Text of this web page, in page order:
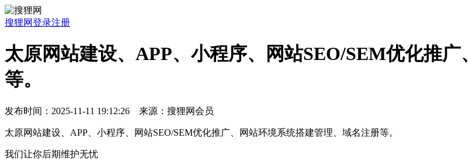
搜狸网登录注册
太原网站建设、APP、小程序、网站SEO/SEM优化推
等。
发布时间：2025-11-11 19:12:26 来源：搜狸网会员
太原网站建设、APP、小程序、网站SEO/SEM优化推广、网站环境系统搭建管理、域名注册等。
我们让你后期维护无忧